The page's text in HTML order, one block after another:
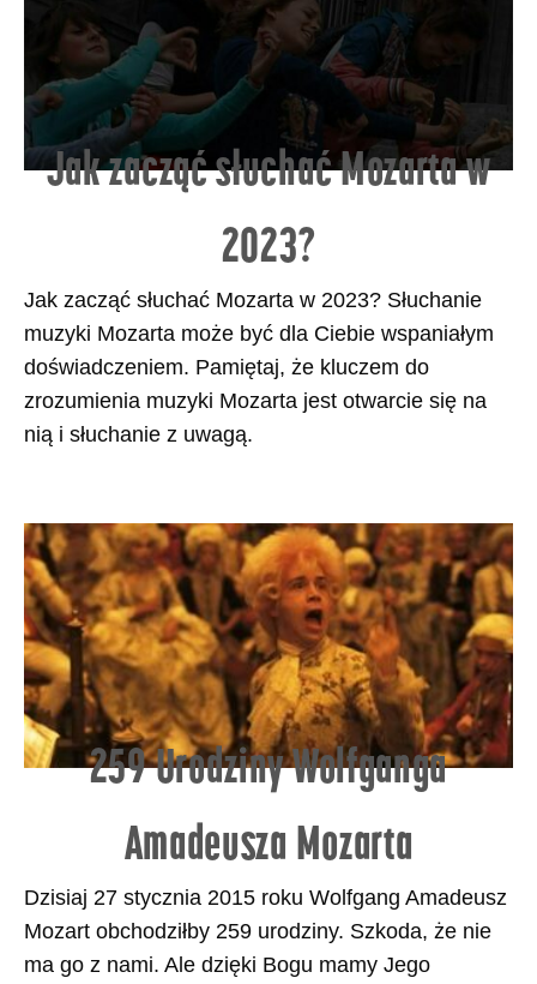
Jak zacząć słuchać Mozarta w
2023?
Jak zacząć słuchać Mozarta w 2023? Słuchanie
muzyki Mozarta może być dla Ciebie wspaniałym
doświadczeniem. Pamiętaj, że kluczem do
zrozumienia muzyki Mozarta jest otwarcie się na
nią i słuchanie z uwagą.
259 Urodziny Wolfganga
Amadeusza Mozarta
Dzisiaj 27 stycznia 2015 roku Wolfgang Amadeusz
Mozart obchodziłby 259 urodziny. Szkoda, że nie
ma go z nami. Ale dzięki Bogu mamy Jego